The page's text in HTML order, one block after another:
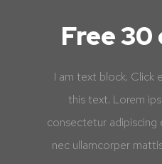
Free
I am text block. Click
this text. Lorem
consectetur adipiscing
nec ullamcorper